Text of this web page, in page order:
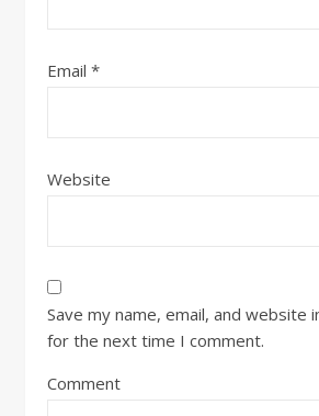
Email *
Website
Save my name, email, and website
for the next time I comment.
Comment